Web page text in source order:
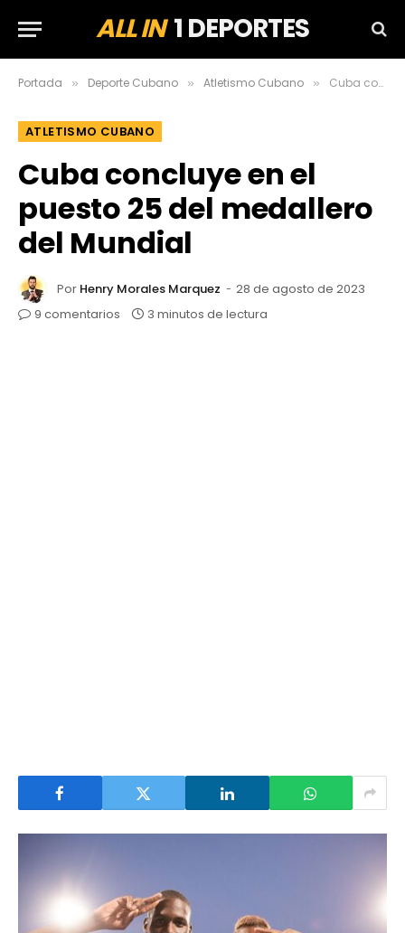
ALL IN1 DEPORTES
Portada » Deporte Cubano » Atletismo Cubano » Cuba concluye en el puesto 25 del medallero del Mundial
ATLETISMO CUBANO
Cuba concluye en el
puesto 25 del medallero
del Mundial
Por Henry Morales Marquez
28 de agosto de 2023
9 comentarios
3 minutos de lectura